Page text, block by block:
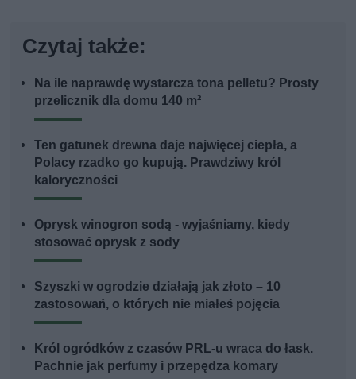
Czytaj także:
Na ile naprawdę wystarcza tona pelletu? Prosty
przelicznik dla domu 140 m²
Ten gatunek drewna daje najwięcej ciepła, a
Polacy rzadko go kupują. Prawdziwy król
kaloryczności
Oprysk winogron sodą - wyjaśniamy, kiedy
stosować oprysk z sody
Szyszki w ogrodzie działają jak złoto – 10
zastosowań, o których nie miałeś pojęcia
Król ogródków z czasów PRL-u wraca do łask.
Pachnie jak perfumy i przepędza komary